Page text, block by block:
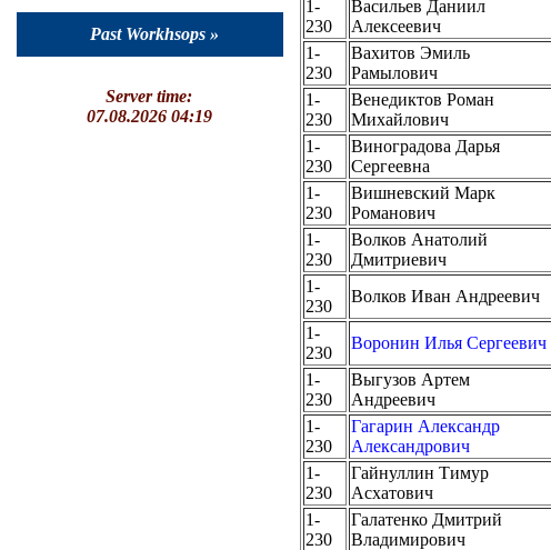
Past Workhsops »
Server time:
07.08.2026 04:19
1-
230
Васильев Даниил
Алексеевич
1-
230
Вахитов Эмиль
Рамылович
1-
230
Венедиктов Роман
Михайлович
1-
230
Виноградова Дарья
Сергеевна
1-
230
Вишневский Марк
Романович
1-
230
Волков Анатолий
Дмитриевич
1-
230
Волков Иван Андреевич
1-
230
Воронин Илья Сергеевич
1-
230
Выгузов Артем
Андреевич
1-
230
Гагарин Александр
Александрович
1-
230
Гайнуллин Тимур
Асхатович
1-
230
Галатенко Дмитрий
Владимирович